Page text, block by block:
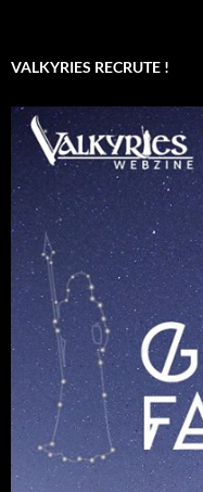
VALKYRIES RECRUTE !